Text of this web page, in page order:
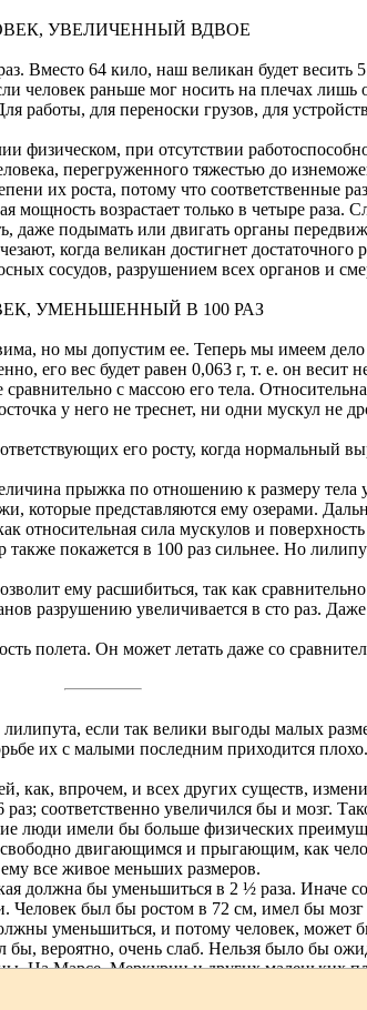
УВЕЛИЧЕННЫЙ ВДВОЕ
Вместо 64 кило, наш великан будет
человек раньше мог носить на плечах лишь
работы, для переноски грузов, для
физическом, при отсутствии
перегруженного тяжестью до
их роста, потому что соответственные
мощность возрастает только в четыре
подымать или двигать органы
когда великан достигнет достаточного
сосудов, разрушением всех органов и
УМЕНЬШЕННЫЙ В 100 РАЗ
но мы допустим ее. Теперь мы имеем
его вес будет равен 0,063 г, т. е. он
с массою его тела.
у него не треснет, ни одни мускул не
его росту, когда
прыжка по отношению к размеру тела
которые представляются ему озерами.
относительная сила мускулов и поверхность
покажется в 100 раз сильнее. Но
ему расшибиться, так как
разрушению увеличивается в сто раз.
полета. Он может летать даже со
если так велики выгоды малых
их с малыми последним приходится
как, впрочем, и всех других существ,
соответственно увеличился бы и мозг.
люди имели бы больше физических
двигающимся и прыгающим, как
все живое меньших размеров.
должна бы уменьшиться в 2 ½ раза. Иначе
был бы ростом в 72 см, имел бы
уменьшиться, и потому человек, может
очень слаб. Нельзя было бы
На Марсе, Меркурии и других маленьких
неблагоприятные условия: высокая или